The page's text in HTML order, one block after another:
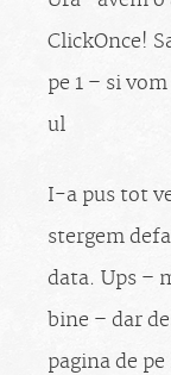
ClickOnce!
pe 1 – si
ul
I-a pus tot
stergem
data. Ups –
bine – dar
pagina de pe